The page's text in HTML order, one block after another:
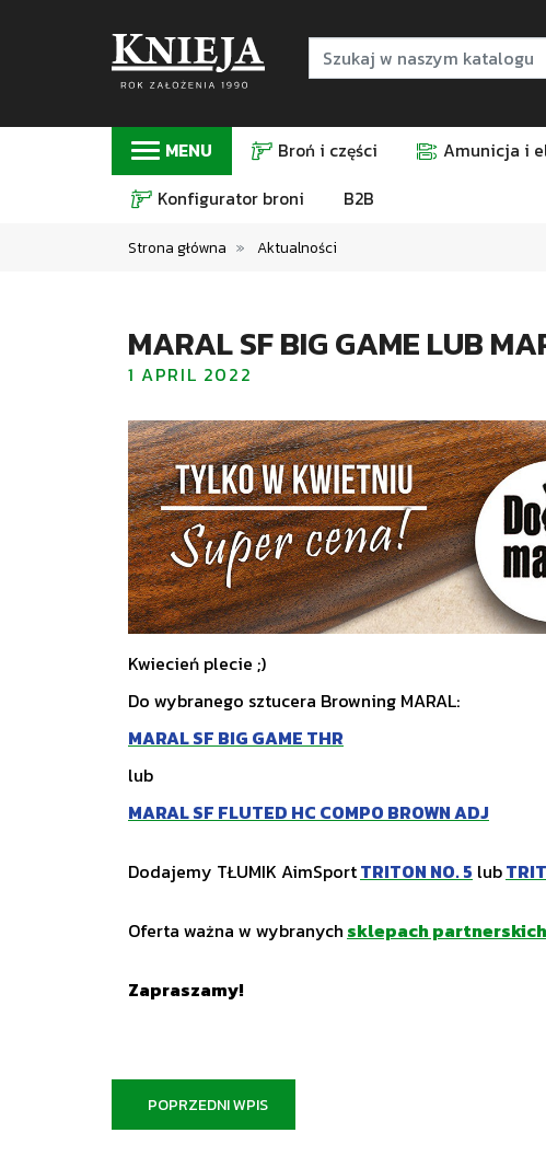
MENU Broń i części Amunicja i
Konfigurator broni
B2B
Strona główna Aktualności
MARAL SF BIG GAME LUB
1 APRIL 2022
Kwiecień plecie ;)
Do wybranego sztucera Browning MARAL:
MARAL SF BIG GAME THR
lub
MARAL SF FLUTED HC COMPO BROWN ADJ
Dodajemy TŁUMIK AimSportTRITON NO. 5 lub
Oferta ważna w wybranych sklepach partnerskich
Zapraszamy!
POPRZEDNI WPIS